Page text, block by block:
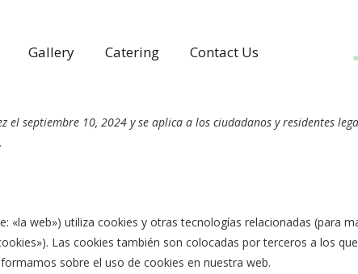
Gallery Catering Contact Us
septiembre 10, 2024 y se aplica a los ciudadanos y residentes
«la web») utiliza cookies y otras tecnologías relacionadas (para
Las cookies también son colocadas por terceros a los que
sobre el uso de cookies en nuestra web.